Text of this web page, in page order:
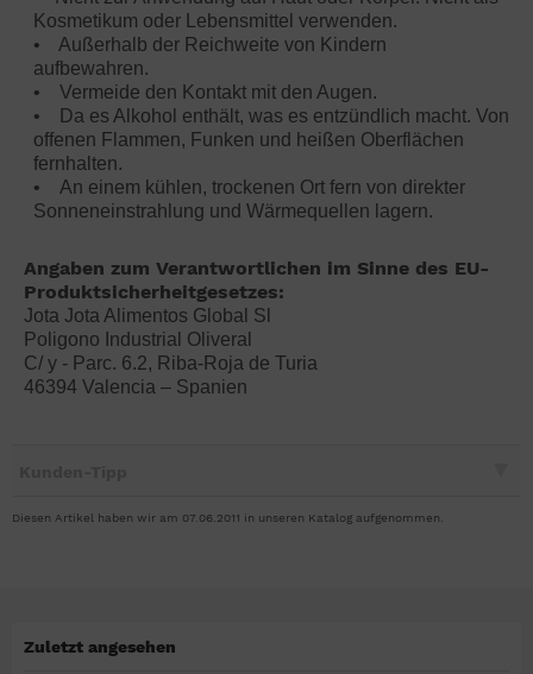
Kosmetikum oder Lebensmittel verwenden.
• Außerhalb der Reichweite von Kindern
aufbewahren.
• Vermeide den Kontakt mit den Augen.
• Da es Alkohol enthält, was es entzündlich macht. Von
offenen Flammen, Funken und heißen Oberflächen
fernhalten.
• An einem kühlen, trockenen Ort fern von direkter
Sonneneinstrahlung und Wärmequellen lagern.
Angaben zum Verantwortlichen im Sinne des EU-
Produktsicherheitgesetzes:
Jota Jota Alimentos Global Sl
Poligono Industrial Oliveral
C/ y - Parc. 6.2, Riba-Roja de Turia
46394 Valencia – Spanien
Diesen Artikel haben wir am 07.06.2011 in unseren Katalog aufgenommen.
Zuletzt angesehen